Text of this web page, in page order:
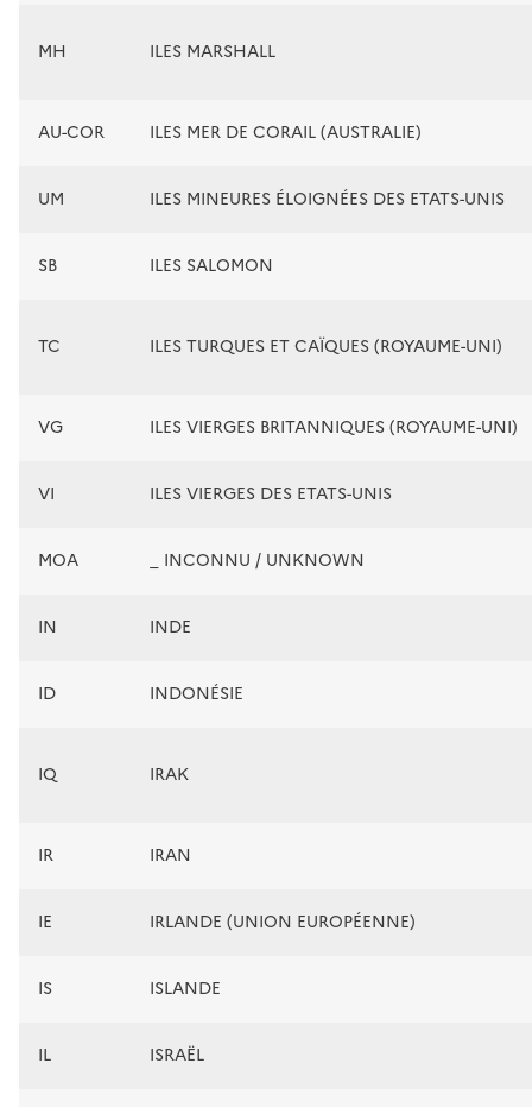
MH ILES MARSHALL
AU-COR ILES MER DE CORAIL (AUSTRALIE)
UM ILES MINEURES ÉLOIGNÉES DES ETATS-UNIS
SB ILES SALOMON
TC ILES TURQUES ET CAÏQUES (ROYAUME-UNI)
VG ILES VIERGES BRITANNIQUES (ROYAUME-UNI)
VI ILES VIERGES DES ETATS-UNIS
MOA _ INCONNU / UNKNOWN
IN INDE
ID INDONÉSIE
IQ IRAK
IR IRAN
IE IRLANDE (UNION EUROPÉENNE)
IS ISLANDE
IL ISRAËL